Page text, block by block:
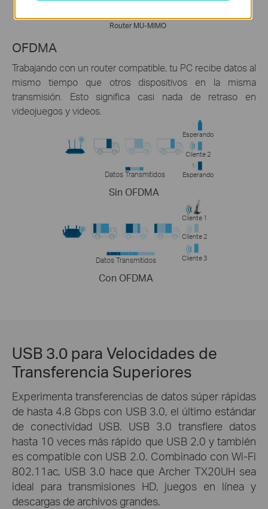
Router MU-MIMO
TX20UH
OFDMA
Trabajando con un router compatible, tu PC recibe datos al
mismo tiempo que otros dispositivos en la misma
transmisión. Esto significa casi nada de retraso en
videojuegos y videos.
Datos Transmitidos
Sin OFDMA
Esperando
Cliente 2
Esperando
Datos Transmitidos
Con OFDMA
Cliente 1
Cliente 2
Cliente 3
USB 3.0 para Velocidades de
Transferencia Superiores
Experimenta transferencias de datos súper rápidas
de hasta 4.8 Gbps con USB 3.0, el último estándar
de conectividad USB. USB 3.0 transfiere datos
hasta 10 veces más rápido que USB 2.0 y también
es compatible con USB 2.0. Combinado con Wi-Fi
802.11ac, USB 3.0 hace que Archer TX20UH sea
ideal para transmisiones HD, juegos en línea y
descargas de archivos grandes.